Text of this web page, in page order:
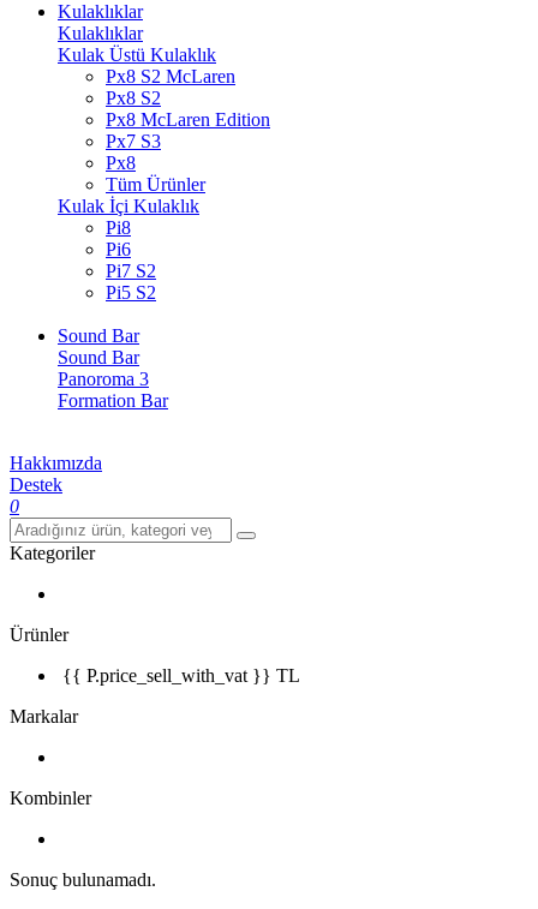
Kulaklıklar
Kulaklıklar
Kulak Üstü Kulaklık
Px8 S2 McLaren
Px8 S2
Px8 McLaren Edition
Px7 S3
Px8
Tüm Ürünler
Kulak İçi Kulaklık
Pi8
Pi6
Pi7 S2
Pi5 S2
Sound Bar
Sound Bar
Panoroma 3
Formation Bar
Hakkımızda
Destek
0
Kategoriler
Ürünler
{{ P.price_sell_with_vat }} TL
Markalar
Kombinler
Sonuç bulunamadı.